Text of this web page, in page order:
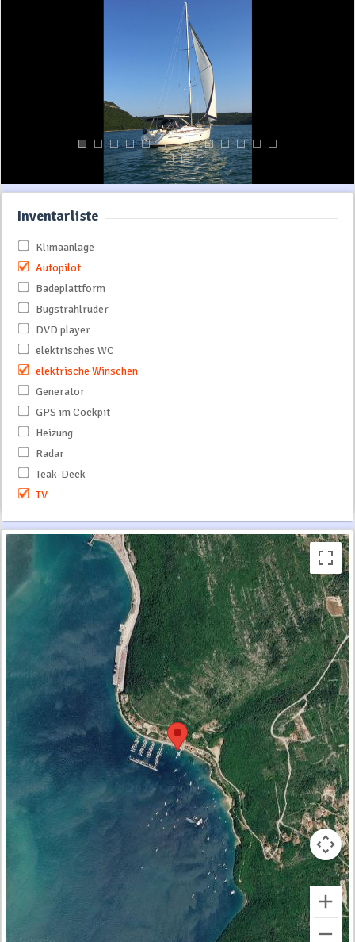
Inventarliste
Klimaanlage
Autopilot
Badeplattform
Bugstrahlruder
DVD player
elektrisches WC
elektrische Winschen
Generator
GPS im Cockpit
Heizung
Radar
Teak-Deck
TV